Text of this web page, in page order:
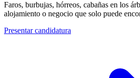
Faros, burbujas, hórreos, cabañas en los
alojamiento o negocio que solo puede
Presentar candidatura